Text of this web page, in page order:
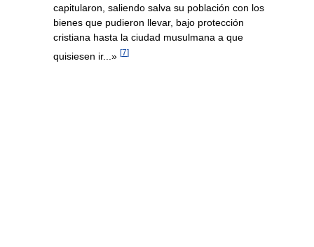
capitularon, saliendo salva su población con los
bienes que pudieron llevar, bajo protección
cristiana hasta la ciudad musulmana a que
quisiesen ir...» [7]